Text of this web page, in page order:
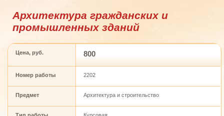
Архитектура гражданских и
промышленных зданий
Цена, руб. 800
Номер работы 2202
Предмет Архитектура и строительство